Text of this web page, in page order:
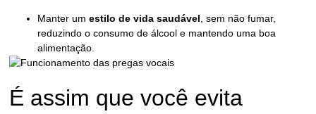
Manter umestilo de vida saudável , sem não fumar,
reduzindo o consumo de álcool e mantendo uma boa
alimentação.
É assim que você evita